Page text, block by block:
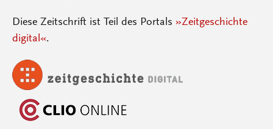
Diese Zeitschrift ist Teil des Portals »Zeitgeschichte
digital«.